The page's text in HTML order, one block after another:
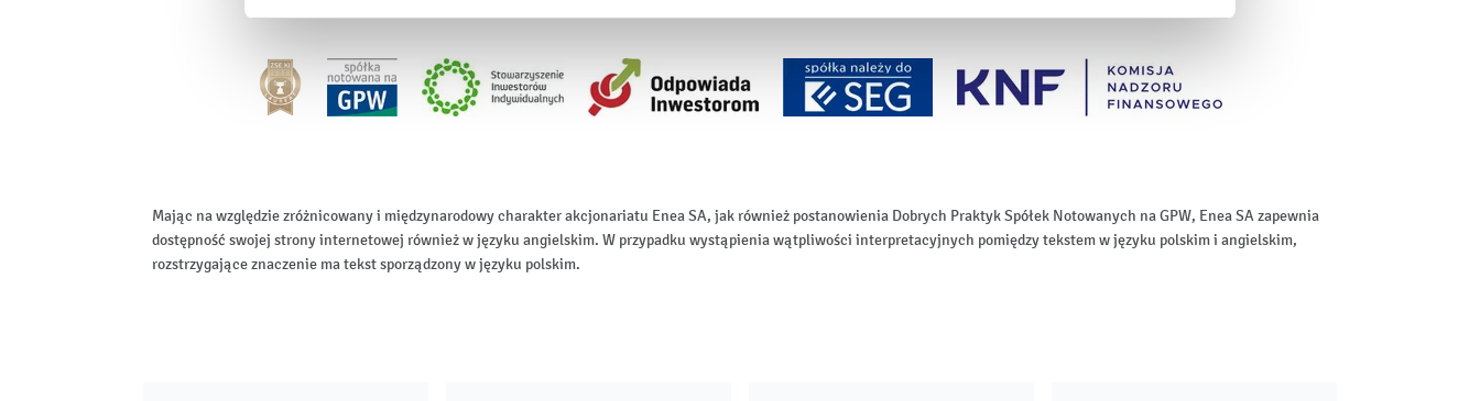
Mając na względzie zróżnicowany i międzynarodowy charakter akcjonariatu Enea SA, jak również postanowienia Dobrych Praktyk Spółek Notowanych na GPW, Enea SA zapewnia
dostępność swojej strony internetowej również w języku angielskim. W przypadku wystąpienia wątpliwości interpretacyjnych pomiędzy tekstem w języku polskim i angielskim,
rozstrzygające znaczenie ma tekst sporządzony w języku polskim.